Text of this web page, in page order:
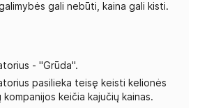
gali nebūti, kaina gali kisti.
- "Grūda".
pasilieka teisę keisti kelionės
kompanijos keičia kajučių kainas.